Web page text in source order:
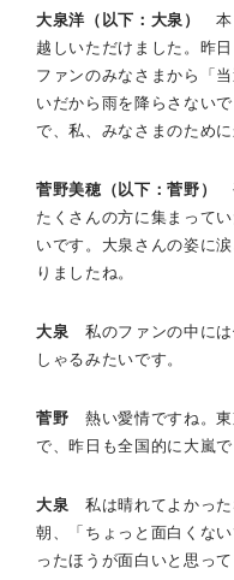
大泉洋（以下：大泉）
本
越しいただけました。昨
ファンのみなさまから「
いだから雨を降らさない
で、私、みなさまのために
菅野美穂（以下：菅野）
たくさんの方に集まって
いです。大泉さんの姿に
りましたね。
大泉 私のファンの中には
しゃるみたいです。
菅野 熱い愛情ですね。
で、昨日も全国的に大嵐
大泉 私は晴れてよかっ
朝、「ちょっと面白くな
ったほうが面白いと思っ